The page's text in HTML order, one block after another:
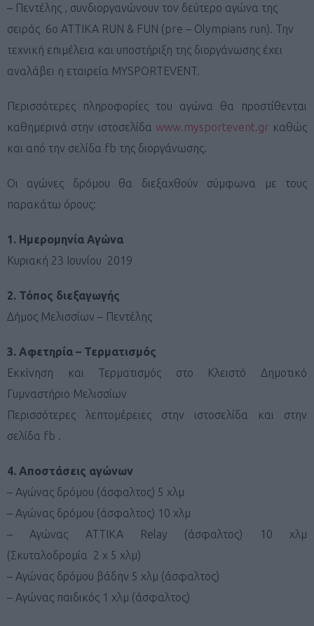
– Πεντέλης , συνδιοργανώνουν τον δεύτερο αγώνα της
σειράς 6ο ATTIKA RUN & FUN (pre – Olympians run). Την
τεχνική επιμέλεια και υποστήριξη της διοργάνωσης έχει
αναλάβει η εταιρεία MYSPORTEVENT.
Περισσότερες πληροφορίες του αγώνα θα προστίθενται
καθημερινά στην ιστοσελίδα www.mysportevent.gr καθώς
και από την σελίδα fb της διοργάνωσης.
Οι αγώνες δρόμου θα διεξαχθούν σύμφωνα με τους
παρακάτω όρους:
1. Ημερομηνία Αγώνα
Κυριακή 23 Ιουνίου 2019
2. Τόπος διεξαγωγής
Δήμος Μελισσίων – Πεντέλης
3. Αφετηρία – Τερματισμός
Εκκίνηση και Τερματισμός στο Κλειστό Δημοτικό
Γυμναστήριο Μελισσίων
Περισσότερες λεπτομέρειες στην ιστοσελίδα και στην
σελίδα fb .
4. Αποστάσεις αγώνων
– Αγώνας δρόμου (άσφαλτος) 5 χλμ
– Αγώνας δρόμου (άσφαλτος) 10 χλμ
– Αγώνας ΑΤΤΙΚΑ Relay (άσφαλτος) 10 χλμ
(Σκυταλοδρομία 2 x 5 χλμ)
– Αγώνας δρόμου βάδην 5 χλμ (άσφαλτος)
– Αγώνας παιδικός 1 χλμ (άσφαλτος)